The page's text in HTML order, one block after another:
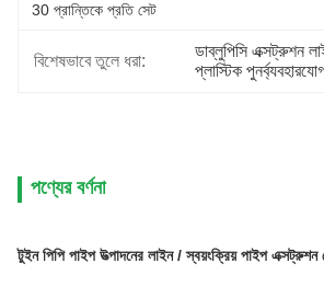
30 প্রান্তিকে প্রতি সেট
বিশেষভাবে তুলে ধরা:
ডাব্লুপিসি এক্সট্রুশন
প্লাস্টিক
পণ্যের বর্ণনা
টুইন পিপি পাইপ উত্পাদনের লাইন / স্বয়ংক্রিয় পাইপ এক্সট্রুশন